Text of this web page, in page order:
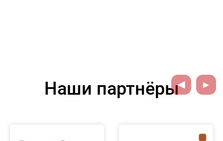
Наши партнёры